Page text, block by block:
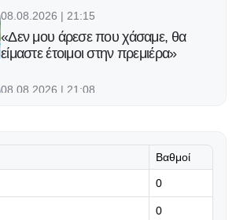
08.08.2026 | 21:15
«Δεν μου άρεσε που χάσαμε, θα
είμαστε έτοιμοι στην πρεμιέρα»
08.08.2026 | 21:08
ΑΕΚ-Ομόνοια Αρ. 0-1: Φιλική νίκη
για τα «περιστέρια»
Βαθμοί
0
0